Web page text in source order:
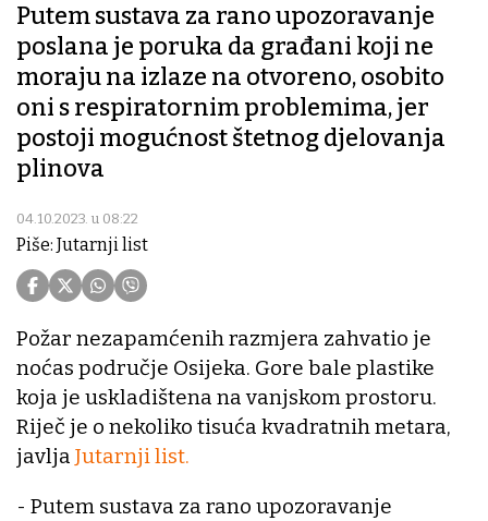
Putem sustava za rano upozoravanje
poslana je poruka da građani koji ne
moraju na izlaze na otvoreno, osobito
oni s respiratornim problemima, jer
postoji mogućnost štetnog djelovanja
plinova
04.10.2023. u 08:22
Piše: Jutarnji list
Požar nezapamćenih razmjera zahvatio je
noćas područje Osijeka. Gore bale plastike
koja je uskladištena na vanjskom prostoru.
Riječ je o nekoliko tisuća kvadratnih metara,
javlja Jutarnji list.
- Putem sustava za rano upozoravanje